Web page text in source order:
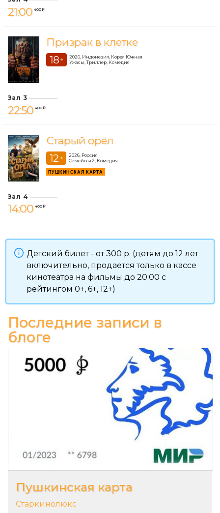
21:00 400 ₽
Призрак в клетке
18 +
2026, Индонезия, Корея Южная
Ужасы, Триллер, Комедия
Зал 3
22:50 400 ₽
Старый орёл
12 +
2026, Россия
Семейный, Комедия
ПУШКИНСКАЯ КАРТА
Зал 4
14:00 400 ₽
Детский билет - от 300 р. (детям до 12 лет
включительно, продается только в кассе
кинотеатра на фильмы до 20:00 с
рейтингом 0+, 6+, 12+)
Последние записи в
блоге
Пушкинская карта
Старкинолюкс